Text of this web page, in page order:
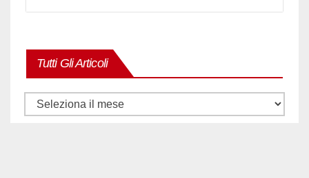
Tutti Gli Articoli
Tutti